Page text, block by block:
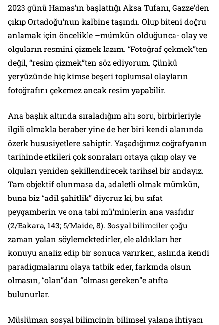
2023 günü Hamas’ın başlattığı Aksa Tufanı, Gazze’den
çıkıp Ortadoğu’nun kalbine taşındı. Olup biteni doğru
anlamak için öncelikle –mümkün olduğunca- olay ve
olguların resmini çizmek lazım. “Fotoğraf çekmek”ten
değil, “resim çizmek”ten söz ediyorum. Çünkü
yeryüzünde hiç kimse beşeri toplumsal olayların
fotoğrafını çekemez ancak resim yapabilir.
Ana başlık altında sıraladığım altı soru, birbirleriyle
ilgili olmakla beraber yine de her biri kendi alanında
özerk hususiyetlere sahiptir. Yaşadığımız coğrafyanın
tarihinde etkileri çok sonraları ortaya çıkıp olay ve
olguları yeniden şekillendirecek tarihsel bir andayız.
Tam objektif olunmasa da, adaletli olmak mümkün,
buna biz “adil şahitlik” diyoruz ki, bu sıfat
peygamberin ve ona tabi mü’minlerin ana vasfıdır
(2/Bakara, 143; 5/Maide, 8). Sosyal bilimciler çoğu
zaman yalan söylemektedirler, ele aldıkları her
konuyu analiz edip bir sonuca varırken, aslında kendi
paradigmalarını olaya tatbik eder, farkında olsun
olmasın, “olan”dan “olması gereken”e atıfta
bulunurlar.
Müslüman sosyal bilimcinin bilimsel yalana ihtiyacı